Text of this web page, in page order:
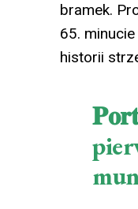
bramek.
65.
historii